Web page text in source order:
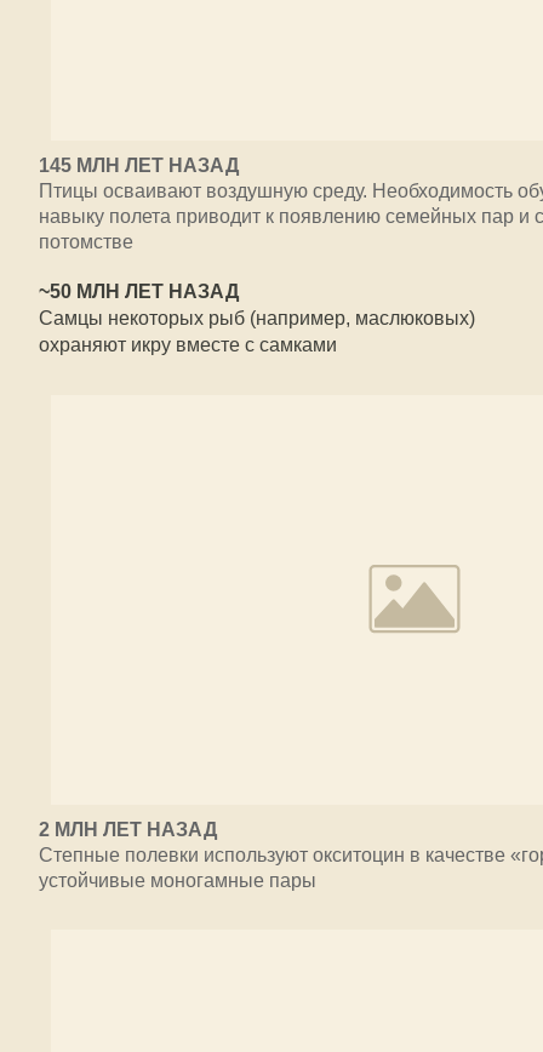
145 МЛН ЛЕТ НАЗАД
Птицы осваивают воздушную среду. Необходимость
навыку полета приводит к появлению семейных пар и
потомстве
~50 МЛН ЛЕТ НАЗАД
Самцы некоторых рыб (например, маслюковых)
охраняют икру вместе с самками
2 МЛН ЛЕТ НАЗАД
Степные полевки используют окситоцин в качестве
устойчивые моногамные пары